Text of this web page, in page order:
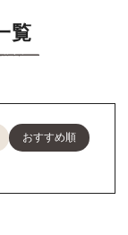
覧
おすすめ順